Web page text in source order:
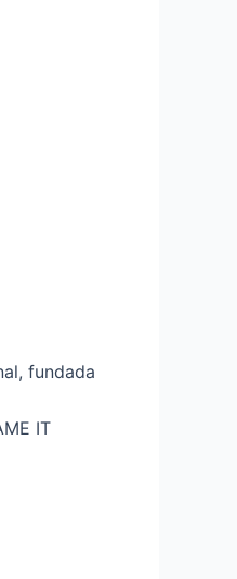
fundada
IT